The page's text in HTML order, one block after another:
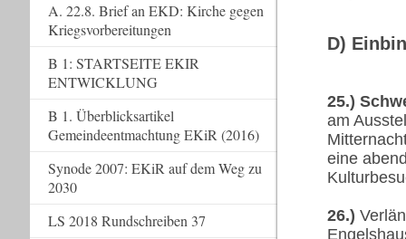
D)
25.)
am
eine
26.)
A. 22.8. Brief an EKD: Kirche gegen
Kriegsvorbereitungen
B 1: STARTSEITE EKIR
ENTWICKLUNG
B 1. Überblicksartikel
Gemeindeentmachtung EKiR (2016)
Synode 2007: EKiR auf dem Weg zu
2030
LS 2018 Rundschreiben 37